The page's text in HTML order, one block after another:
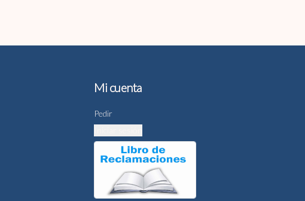
Mi cuenta
Pedir